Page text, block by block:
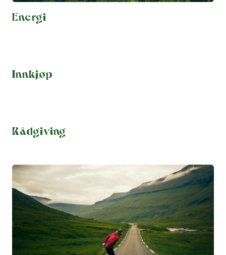
Energi
Innkjøp
Rådgiving